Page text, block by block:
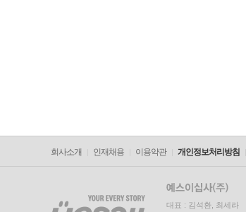
회사소개 인재채용 이용약관 개인정보처리방침
대표 : 김석환, 최세라